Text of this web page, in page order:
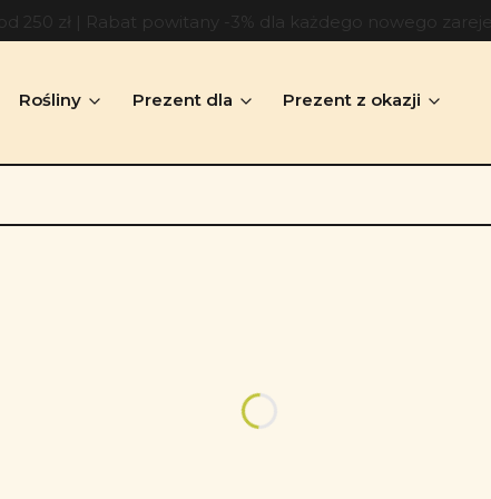
250 zł | Rabat powitany -3% dla każdego nowego
Rośliny Prezent dla Prezent z okazji